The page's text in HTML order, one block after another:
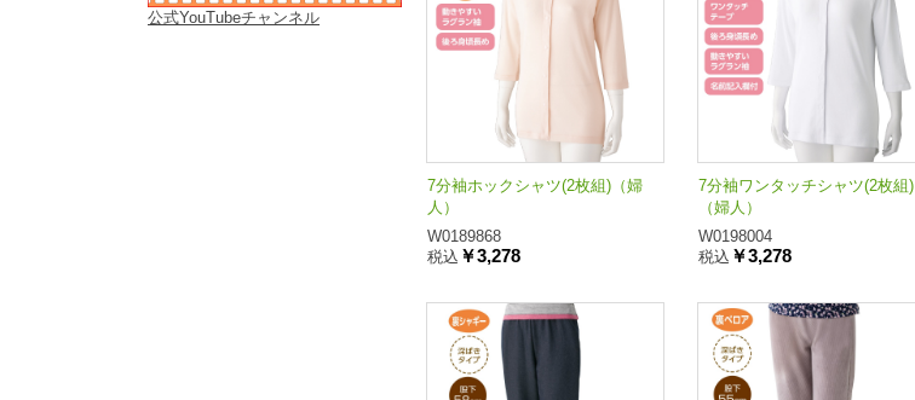
公式YouTubeチャンネル
7分袖ホックシャツ(2枚組)（婦
人）
W0189868
税込 ￥3,278
7分袖ワンタッチシャツ(2枚組)
（婦人）
W0198004
税込 ￥3,278